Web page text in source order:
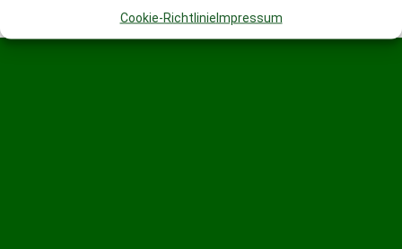
Cookie-RichtlinieImpressum